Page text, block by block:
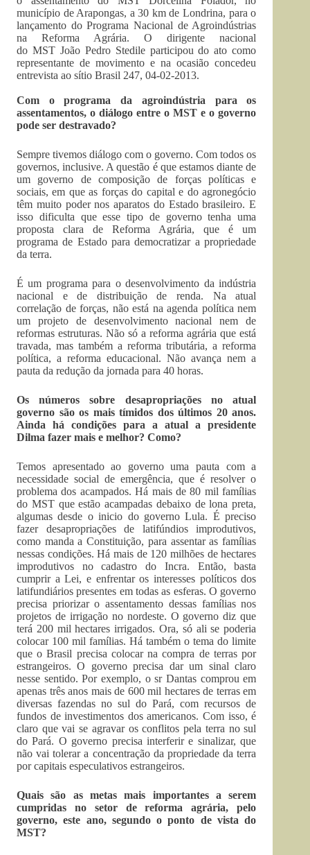
município de Arapongas, a 30 km de Londrina, para o
lançamento do Programa Nacional de Agroindústrias
na Reforma Agrária. O dirigente nacional
do MST João Pedro Stedile participou do ato como
representante de movimento e na ocasião concedeu
entrevista ao sítio Brasil 247, 04-02-2013.
Com o programa da agroindústria para os
assentamentos, o diálogo entre o MST e o governo
pode ser destravado?
Sempre tivemos diálogo com o governo. Com todos os
governos, inclusive. A questão é que estamos diante de
um governo de composição de forças políticas e
sociais, em que as forças do capital e do agronegócio
têm muito poder nos aparatos do Estado brasileiro. E
isso dificulta que esse tipo de governo tenha uma
proposta clara de Reforma Agrária, que é um
programa de Estado para democratizar a propriedade
da terra.
É um programa para o desenvolvimento da indústria
nacional e de distribuição de renda. Na atual
correlação de forças, não está na agenda política nem
um projeto de desenvolvimento nacional nem de
reformas estruturas. Não só a reforma agrária que está
travada, mas também a reforma tributária, a reforma
política, a reforma educacional. Não avança nem a
pauta da redução da jornada para 40 horas.
Os números sobre desapropriações no atual
governo são os mais tímidos dos últimos 20 anos.
Ainda há condições para a atual a presidente
Dilma fazer mais e melhor? Como?
Temos apresentado ao governo uma pauta com a
necessidade social de emergência, que é resolver o
problema dos acampados. Há mais de 80 mil famílias
do MST que estão acampadas debaixo de lona preta,
algumas desde o inicio do governo Lula. É preciso
fazer desapropriações de latifúndios improdutivos,
como manda a Constituição, para assentar as famílias
nessas condições. Há mais de 120 milhões de hectares
improdutivos no cadastro do Incra. Então, basta
cumprir a Lei, e enfrentar os interesses políticos dos
latifundiários presentes em todas as esferas. O governo
precisa priorizar o assentamento dessas famílias nos
projetos de irrigação no nordeste. O governo diz que
terá 200 mil hectares irrigados. Ora, só ali se poderia
colocar 100 mil famílias. Há também o tema do limite
que o Brasil precisa colocar na compra de terras por
estrangeiros. O governo precisa dar um sinal claro
nesse sentido. Por exemplo, o sr Dantas comprou em
apenas três anos mais de 600 mil hectares de terras em
diversas fazendas no sul do Pará, com recursos de
fundos de investimentos dos americanos. Com isso, é
claro que vai se agravar os conflitos pela terra no sul
do Pará. O governo precisa interferir e sinalizar, que
não vai tolerar a concentração da propriedade da terra
por capitais especulativos estrangeiros.
Quais são as metas mais importantes a serem
cumpridas no setor de reforma agrária, pelo
governo, este ano, segundo o ponto de vista do
MST?